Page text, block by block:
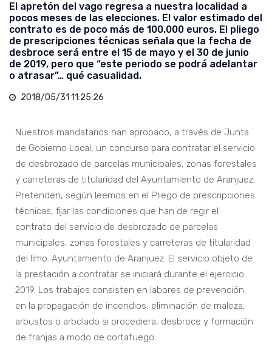
El apretón del vago regresa a nuestra localidad a
pocos meses de las elecciones. El valor estimado del
contrato es de poco más de 100.000 euros. El pliego
de prescripciones técnicas señala que la fecha de
desbroce será entre el 15 de mayo y el 30 de junio
de 2019, pero que “este periodo se podrá adelantar
o atrasar”… qué casualidad.
2018/05/31 11:25:26
Nuestros mandatarios han aprobado, a través de Junta
de Gobierno Local, un concurso para contratar el servicio
de desbrozado de parcelas municipales, zonas forestales
y carreteras de titularidad del Ayuntamiento de Aranjuez.
Pretenden, según leemos en el Pliego de prescripciones
técnicas, fijar las condiciones que han de regir el
contrato del servicio de desbrozado de parcelas
municipales, zonas forestales y carreteras de titularidad
del Ilmo. Ayuntamiento de Aranjuez. El servicio objeto de
la prestación a contratar se iniciará durante el ejercicio
2019. Los trabajos consisten en labores de prevención
en la propagación de incendios, eliminación de maleza,
arbustos o arbolado si procediera, desbroce y formación
de franjas a modo de cortafuego.